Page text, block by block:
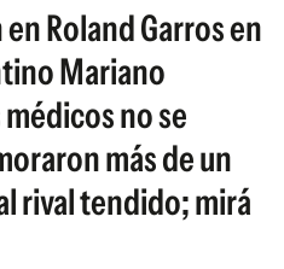
Roland Garros en
Mariano
no se
más de un
rival tendido; mirá